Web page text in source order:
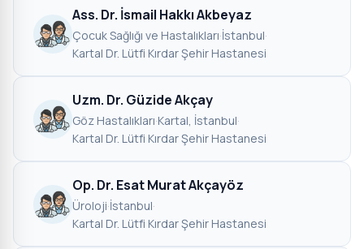
Ass. Dr. İsmail Hakkı Akbeyaz
Çocuk Sağlığı ve Hastalıkları·İstanbul·
Kartal Dr. Lütfi Kırdar Şehir Hastanesi
Uzm. Dr. Güzide Akçay
Göz Hastalıkları·Kartal, İstanbul·
Kartal Dr. Lütfi Kırdar Şehir Hastanesi
Op. Dr. Esat Murat Akçayöz
Üroloji·İstanbul·
Kartal Dr. Lütfi Kırdar Şehir Hastanesi